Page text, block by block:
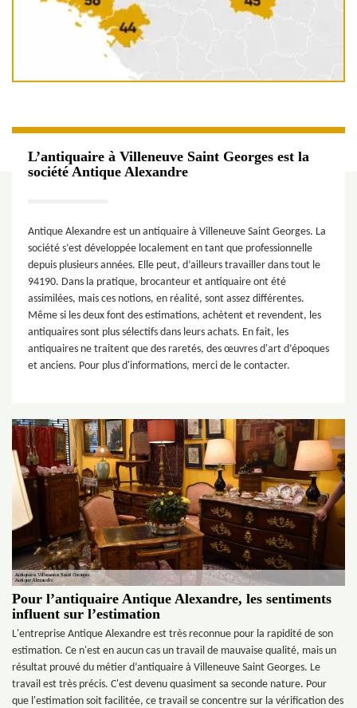
L’antiquaire à Villeneuve Saint Georges est la
société Antique Alexandre
Antique Alexandre est un antiquaire à Villeneuve Saint Georges. La
société s’est développée localement en tant que professionnelle
depuis plusieurs années. Elle peut, d’ailleurs travailler dans tout le
94190. Dans la pratique, brocanteur et antiquaire ont été
assimilées, mais ces notions, en réalité, sont assez différentes.
Même si les deux font des estimations, achètent et revendent, les
antiquaires sont plus sélectifs dans leurs achats. En fait, les
antiquaires ne traitent que des raretés, des œuvres d'art d’époques
et anciens. Pour plus d'informations, merci de le contacter.
Pour l’antiquaire Antique Alexandre, les sentiments
influent sur l’estimation
L'entreprise Antique Alexandre est très reconnue pour la rapidité de son
estimation. Ce n'est en aucun cas un travail de mauvaise qualité, mais un
résultat prouvé du métier d’antiquaire à Villeneuve Saint Georges. Le
travail est très précis. C'est devenu quasiment sa seconde nature. Pour
que l'estimation soit facilitée, ce travail se concentre sur la vérification des